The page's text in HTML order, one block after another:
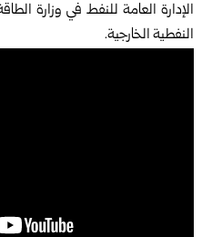
الإدارة العامة للنفط في وزارة
النفطية الخارجية.